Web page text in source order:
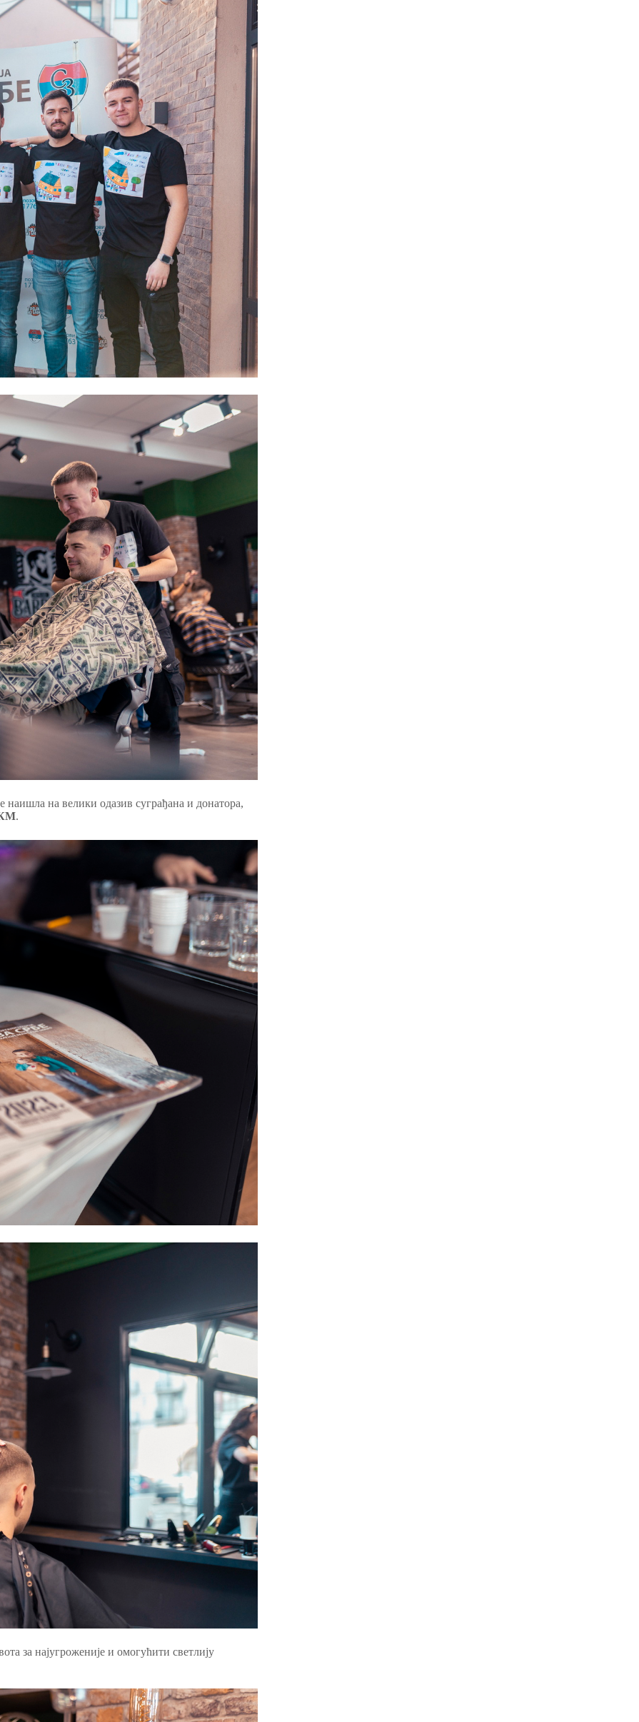
наишла на велики одазив суграђана и донатора,
КМ.
за најугроженије и омогућити светлију